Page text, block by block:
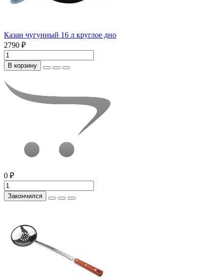
Казан чугунный 16 л круглое дно
2790 ₽
В корзину
0 ₽
Закончился